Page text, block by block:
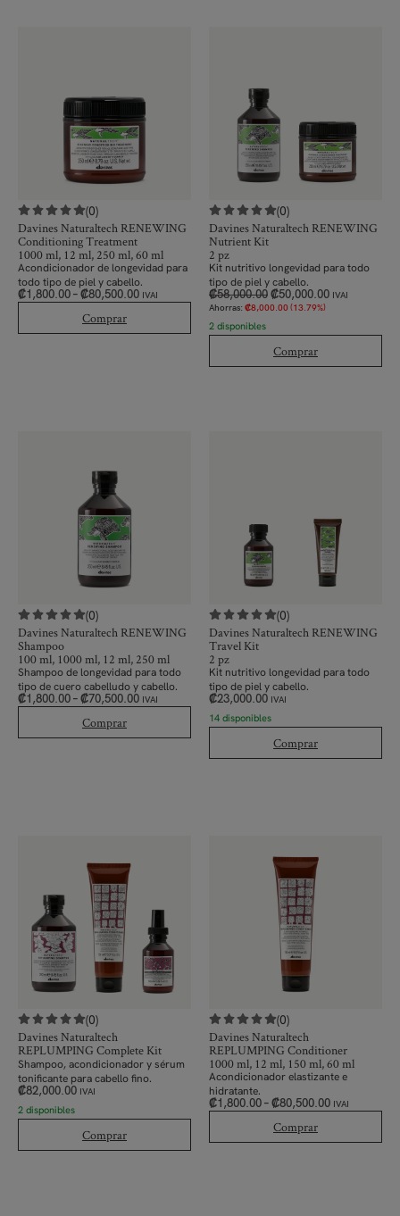
(0)
Davines Naturaltech RENEWING
Conditioning Treatment
1000 ml, 12 ml, 250 ml, 60 ml
Acondicionador de longevidad para
todo tipo de piel y cabello.
₡1,800.00–₡80,500.00 IVAI
Comprar
(0)
Davines Naturaltech RENEWING
Nutrient Kit
2 pz
Kit nutritivo longevidad para todo
tipo de piel y cabello.
₡58,000.00₡50,000.00 IVAI
Ahorras: ₡8,000.00(13.79%)
2 disponibles
Comprar
(0)
Davines Naturaltech RENEWING
Shampoo
100 ml, 1000 ml, 12 ml, 250 ml
Shampoo de longevidad para todo
tipo de cuero cabelludo y cabello.
₡1,800.00–₡70,500.00 IVAI
Comprar
(0)
Davines Naturaltech RENEWING
Travel Kit
2 pz
Kit nutritivo longevidad para todo
tipo de piel y cabello.
₡23,000.00 IVAI
14 disponibles
Comprar
(0)
Davines Naturaltech
REPLUMPING Complete Kit
Shampoo, acondicionador y sérum
tonificante para cabello fino.
₡82,000.00 IVAI
2 disponibles
Comprar
(0)
Davines Naturaltech
REPLUMPING Conditioner
1000 ml, 12 ml, 150 ml, 60 ml
Acondicionador elastizante e
hidratante.
₡1,800.00–₡80,500.00 IVAI
Comprar